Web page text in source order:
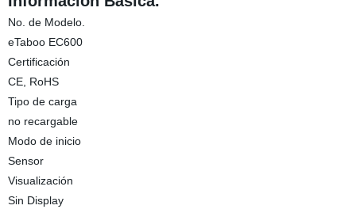
No. de Modelo.
eTaboo EC600
Certificación
CE, RoHS
Tipo de carga
no recargable
Modo de inicio
Sensor
Visualización
Sin Display